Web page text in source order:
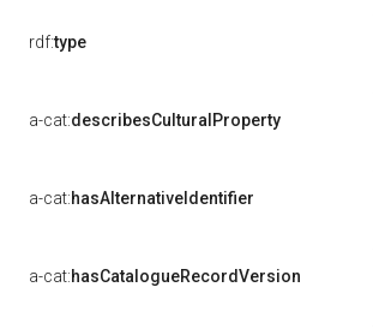
rdf:type
a-cat:describesCulturalProperty
a-cat:hasAlternativeIdentifier
a-cat:hasCatalogueRecordVersion